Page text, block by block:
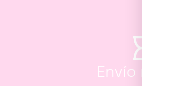
Envío rápido